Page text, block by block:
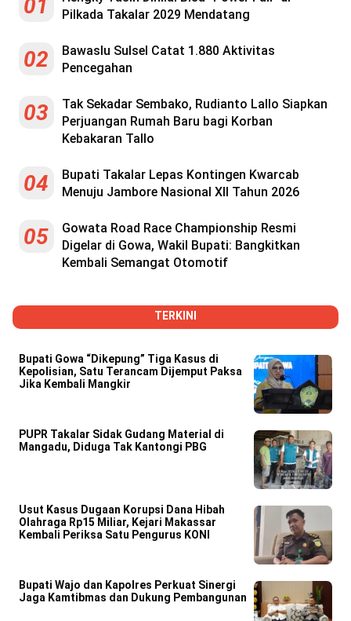
01
Pilkada Takalar 2029 Mendatang
02
Bawaslu Sulsel Catat 1.880 Aktivitas
Pencegahan
03
Tak Sekadar Sembako, Rudianto Lallo Siapkan
Perjuangan Rumah Baru bagi Korban
Kebakaran Tallo
04
Bupati Takalar Lepas Kontingen Kwarcab
Menuju Jambore Nasional XII Tahun 2026
05
Gowata Road Race Championship Resmi
Digelar di Gowa, Wakil Bupati: Bangkitkan
Kembali Semangat Otomotif
TERKINI
Bupati Gowa “Dikepung” Tiga Kasus di
Kepolisian, Satu Terancam Dijemput Paksa
Jika Kembali Mangkir
PUPR Takalar Sidak Gudang Material di
Mangadu, Diduga Tak Kantongi PBG
Usut Kasus Dugaan Korupsi Dana Hibah
Olahraga Rp15 Miliar, Kejari Makassar
Kembali Periksa Satu Pengurus KONI
Bupati Wajo dan Kapolres Perkuat Sinergi
Jaga Kamtibmas dan Dukung Pembangunan